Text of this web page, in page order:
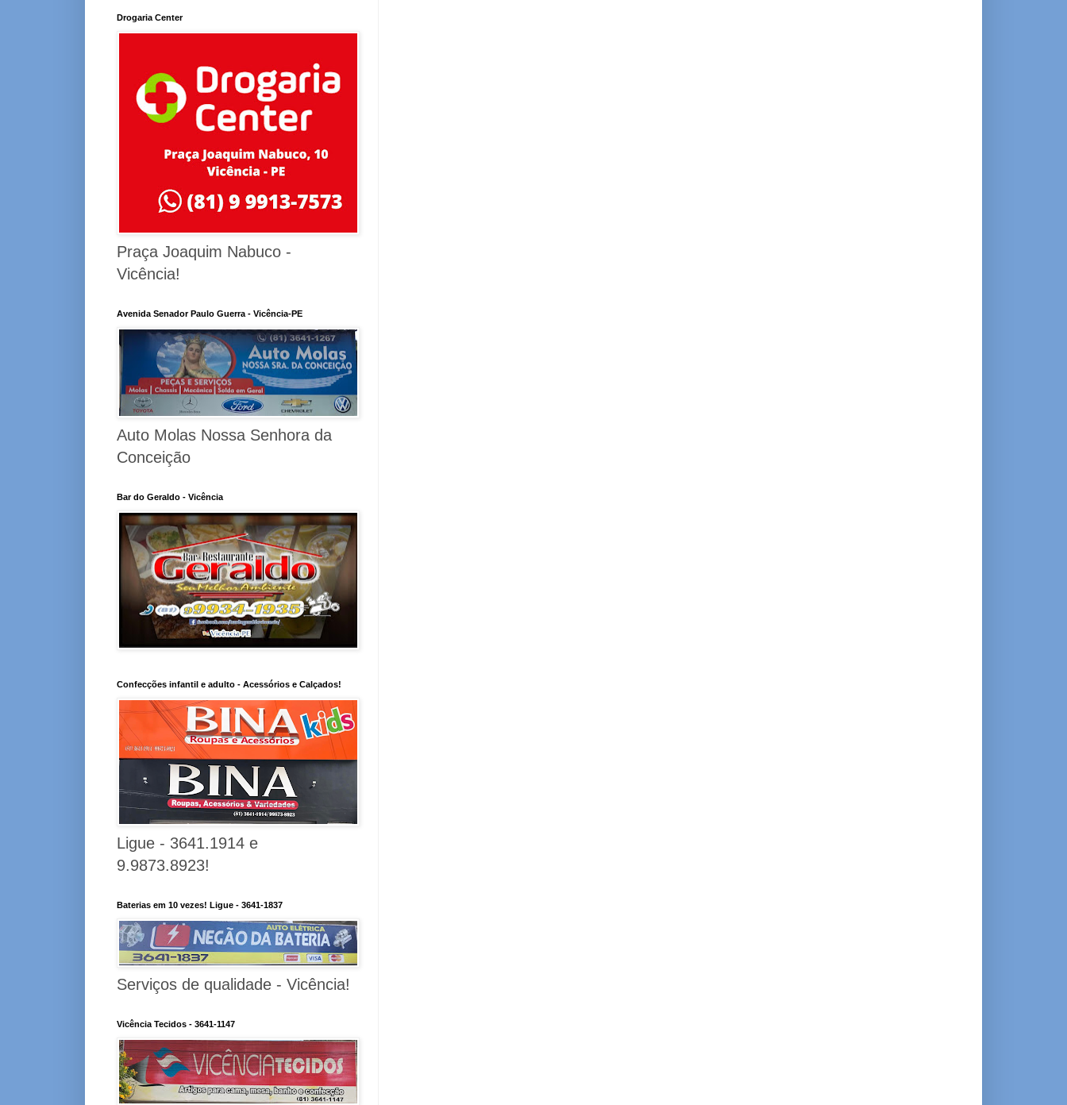
Drogaria Center
Praça Joaquim Nabuco -
Vicência!
Avenida Senador Paulo Guerra - Vicência-PE
Auto Molas Nossa Senhora da
Conceição
Bar do Geraldo - Vicência
Confecções infantil e adulto - Acessórios e Calçados!
Ligue - 3641.1914 e
9.9873.8923!
Baterias em 10 vezes! Ligue - 3641-1837
Serviços de qualidade - Vicência!
Vicência Tecidos - 3641-1147